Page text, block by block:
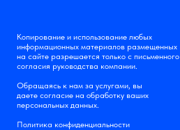
Копирование и использование любых
информационных материалов размещенных
на сайте разрешается только с письменного
согласия руководства компании.
Обращаясь к нам за услугами, вы
даете согласие на обработку ваших
персональных данных.
Политика конфиденциальности